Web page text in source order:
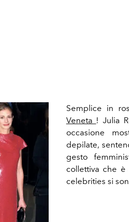
Semplice in
Veneta ! Julia
occasione
depilate,
gesto
collettiva che
celebrities si